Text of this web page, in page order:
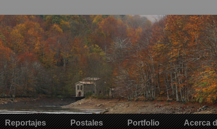
Reportajes Postales Portfolio Acerca